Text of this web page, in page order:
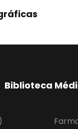
Biblioteca